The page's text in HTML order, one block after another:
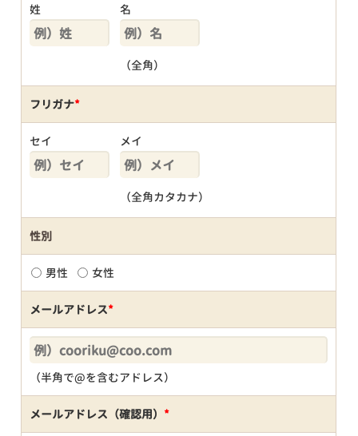
姓 名
（全角）
フリガナ*
セイ メイ
（全角カタカナ）
性別
男性 女性
メールアドレス*
（半角で@を含むアドレス）
メールアドレス（確認用） *